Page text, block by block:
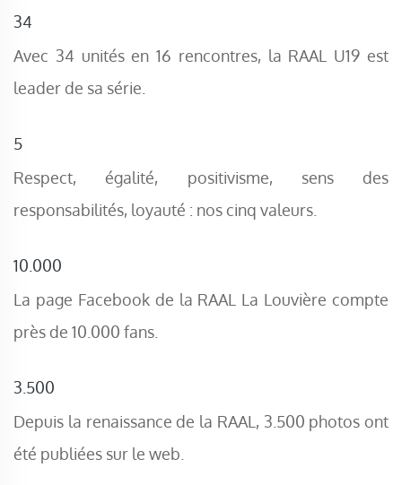
34
Avec 34 unités en 16 rencontres, la RAAL U19 est
leader de sa série.
5
Respect, égalité, positivisme, sens des
responsabilités, loyauté : nos cinq valeurs.
10.000
La page Facebook de la RAAL La Louvière compte
près de 10.000 fans.
3.500
Depuis la renaissance de la RAAL, 3.500 photos ont
été publiées sur le web.